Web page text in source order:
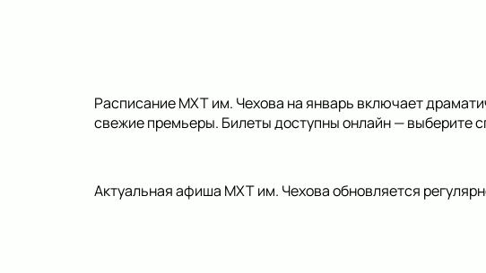
Расписание МХТ им. Чехова на январь включает
свежие премьеры. Билеты доступны онлайн — выберите
Актуальная афиша МХТ им. Чехова обновляется